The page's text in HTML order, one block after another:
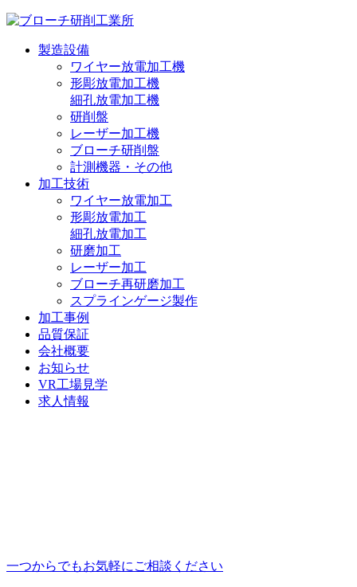
製造設備
ワイヤー放電加工機
形彫放電加工機
細孔放電加工機
研削盤
レーザー加工機
ブローチ研削盤
計測機器・その他
加工技術
ワイヤー放電加工
形彫放電加工
細孔放電加工
研磨加工
レーザー加工
ブローチ再研磨加工
スプラインゲージ製作
加工事例
品質保証
会社概要
お知らせ
VR工場見学
求人情報
一つからでもお気軽にご相談ください